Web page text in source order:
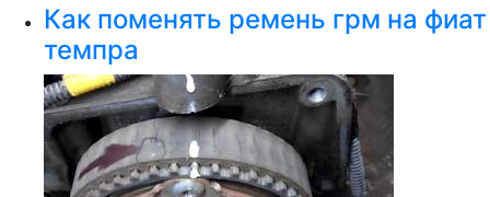
Как поменять ремень грм на фиат
темпра